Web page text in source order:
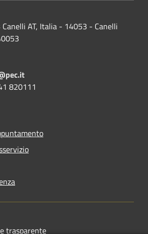
AT, Italia - 14053 - Canelli
820111
trasparente